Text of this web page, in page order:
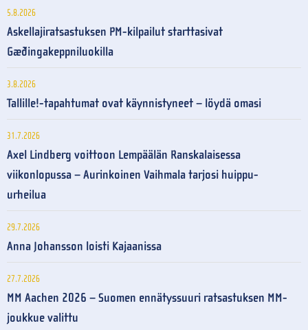
5.8.2026
Askellajiratsastuksen PM-kilpailut starttasivat
Gæðingakeppniluokilla
3.8.2026
Tallille!-tapahtumat ovat käynnistyneet – löydä omasi
31.7.2026
Axel Lindberg voittoon Lempäälän Ranskalaisessa
viikonlopussa – Aurinkoinen Vaihmala tarjosi huippu-
urheilua
29.7.2026
Anna Johansson loisti Kajaanissa
27.7.2026
MM Aachen 2026 – Suomen ennätyssuuri ratsastuksen MM-
joukkue valittu